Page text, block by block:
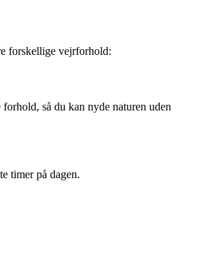
forskellige vejrforhold:
så du kan nyde naturen uden
timer på dagen.